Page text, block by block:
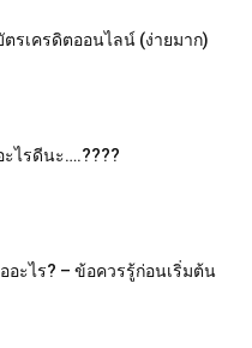
รเครดิตออนไลน์ (ง่ายมาก)
ไรดีนะ….????
อะไร? – ข้อควรรู้ก่อนเริ่มต้น